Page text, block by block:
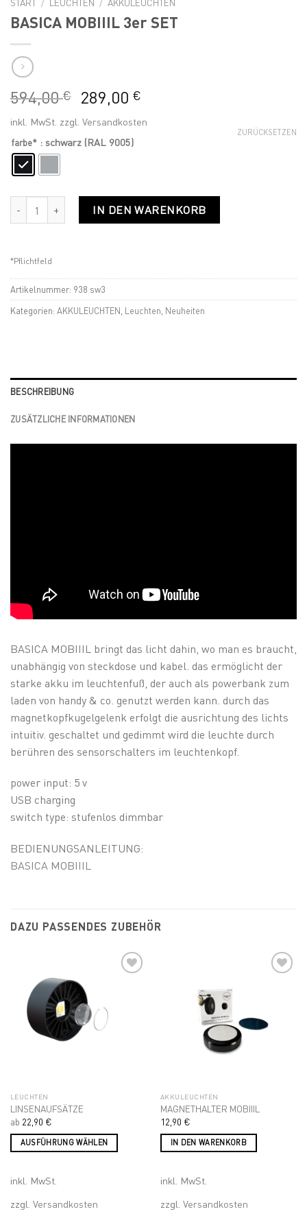
BASICA MOBIIIL 3er SET
594,00€ 289,00€
inkl. MwSt. zzgl. Versandkosten
farbe* : schwarz (RAL 9005)
ZURÜCKSETZEN
BASICA MOBIIIL 3er SET Menge
IN DEN WARENKORB
*Pflichtfeld
Artikelnummer: 938 sw3
Kategorien: AKKULEUCHTEN Leuchten Neuheiten
BESCHREIBUNG
ZUSÄTZLICHE INFORMATIONEN
BASICA MOBIIIL bringt das licht dahin, wo man es braucht,
unabhängig von steckdose und kabel. das ermöglicht der
starke akku im leuchtenfuß, der auch als powerbank zum
laden von handy & co. genutzt werden kann. durch das
magnetkopfkugelgelenk erfolgt die ausrichtung des lichts
intuitiv. geschaltet und gedimmt wird die leuchte durch
berühren des sensorschalters im leuchtenkopf.
power input: 5 v
USB charging
switch type: stufenlos dimmbar
BEDIENUNGSANLEITUNG:
BASICA MOBIIIL
DAZU PASSENDES ZUBEHÖR
LEUCHTEN
LINSENAUFSÄTZE
ab 22,90 €
AUSFÜHRUNG WÄHLEN
weist
mehrere
inkl. MwSt.
zzgl. Versandkosten
wishlist
AKKULEUCHTEN
MAGNETHALTER MOBIIIL
12,90 €
IN DEN WARENKORB
inkl. MwSt.
zzgl. Versandkosten